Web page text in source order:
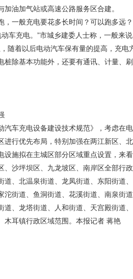
油加气站或高速公路服务区合建。
一般充电要花多长时间？可以跑多远
车充电。”市城乡建委人士称，一般来
随着以后电动汽车保有量的提高，充
桩除基本功能外，还要有通讯、计量、
车充电设备建设技术规范》，考虑在
进行优先布局，特别加强在两江新区、
施拟在主城区部分区域重点设置，来
沙坪坝区、九龙坡区、南岸区全部行
、北温泉街道、龙凤街道、东阳街道
街道、鱼洞街道、花溪街道、南泉街
、龙塔街道、人和街道、天宫殿街道
木耳镇行政区域范围。本报记者 蒋艳